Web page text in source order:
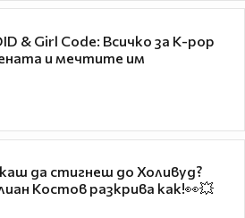
& Girl Code: Всичко за K-pop
и мечтите им
да стигнеш до Холивуд?
Костов разкрива как!👀💥